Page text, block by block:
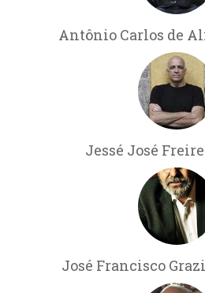
Antônio Carlos de
Jessé José
José Francisco